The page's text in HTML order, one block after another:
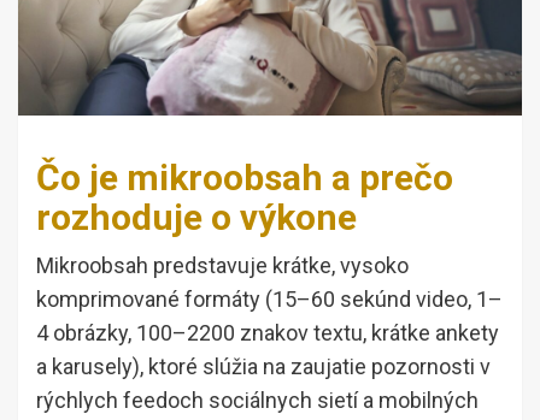
Čo je mikroobsah a prečo
rozhoduje o výkone
Mikroobsah predstavuje krátke, vysoko
komprimované formáty (15–60 sekúnd video, 1–
4 obrázky, 100–2200 znakov textu, krátke ankety
a karusely), ktoré slúžia na zaujatie pozornosti v
rýchlych feedoch sociálnych sietí a mobilných